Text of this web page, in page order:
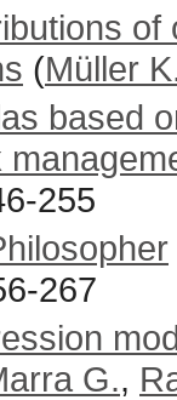
(Müller
based
255
267
G.,